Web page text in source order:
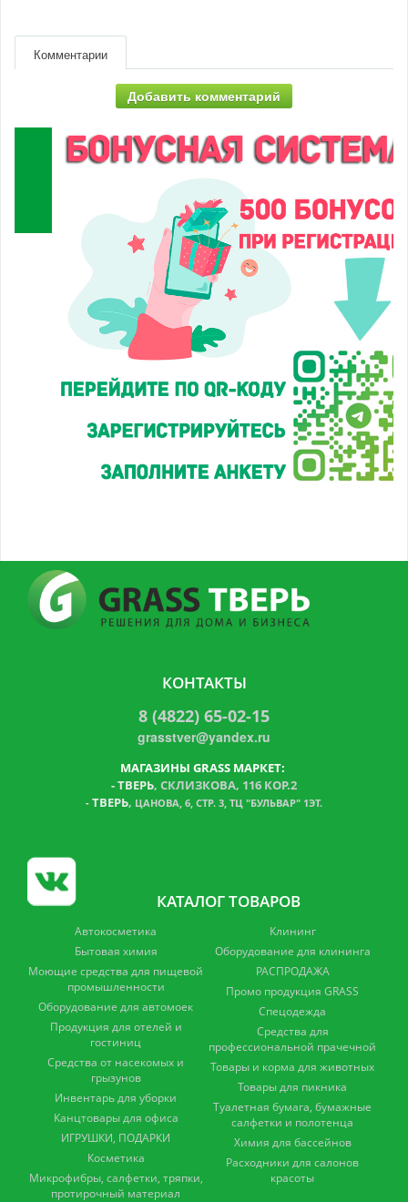
Комментарии
Добавить комментарий
КОНТАКТЫ
8 (4822) 65-02-15
grasstver@yandex.ru
МАГАЗИНЫ GRASS МАРКЕТ:
-ТВЕРЬ, СКЛИЗКОВА, 116 КОР.2
- ТВЕРЬ, ЦАНОВА, 6, СТР. 3, ТЦ "БУЛЬВАР" 1ЭТ.
КАТАЛОГ ТОВАРОВ
Автокосметика
Бытовая химия
Моющие средства для пищевой
промышленности
Оборудование для автомоек
Продукция для отелей и
гостиниц
Средства от насекомых и
грызунов
Инвентарь для уборки
Канцтовары для офиса
ИГРУШКИ, ПОДАРКИ
Косметика
Микрофибры, салфетки, тряпки,
протирочный материал
Клининг
Оборудование для клининга
РАСПРОДАЖА
Промо продукция GRASS
Спецодежда
Средства для
профессиональной прачечной
Товары и корма для животных
Товары для пикника
Туалетная бумага, бумажные
салфетки и полотенца
Химия для бассейнов
Расходники для салонов
красоты